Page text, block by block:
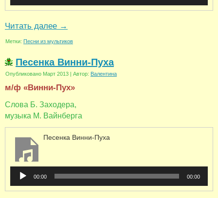
Читать далее →
Метки: Песни из мультиков
Песенка Винни-Пуха
Опубликовано Март 2013 | Автор: Валентина
м/ф «Винни-Пух»
Слова Б. Заходера,
музыка М. Вайнберга
Песенка Винни-Пуха
Аудиоплеер
00:00 00:00